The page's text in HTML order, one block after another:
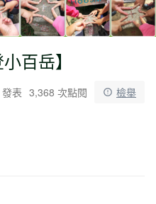
百岳】
表 3,368 次點閱 檢舉